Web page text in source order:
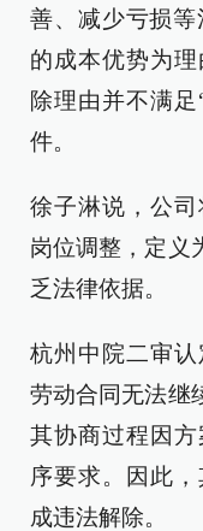
善、减少亏损
的成本优势为
除理由并不满
件。
徐子淋说，公
岗位调整，定义
乏法律依据。
杭州中院二审
劳动合同无法继
其协商过程因
序要求。因此
成违法解除。